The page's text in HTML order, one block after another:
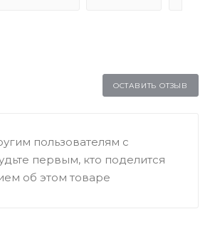
ОСТАВИТЬ ОТЗЫВ
пользователям с
первым, кто поделится
об этом товаре